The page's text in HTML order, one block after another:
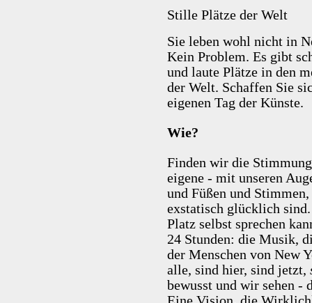
Stille Plätze der Welt
Sie leben wohl nicht in
Kein Problem. Es gibt
und laute Plätze in den
der Welt. Schaffen Sie
eigenen Tag der Künste.
Wie?
Finden wir die
eigene - mit unseren
und Füßen und
exstatisch glücklich sind.
Platz selbst sprechen
24 Stunden: die Musik,
der Menschen von New
alle, sind hier, sind jetzt,
bewusst und wir sehen -